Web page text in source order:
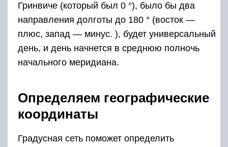
Гринвиче (который был 0 °), было бы два
направления долготы до 180 ° (восток —
плюс, запад — минус. ), будет универсальный
день, и день начнется в среднюю полночь
начального меридиана.
Определяем географические
координаты
Градусная сеть поможет определить